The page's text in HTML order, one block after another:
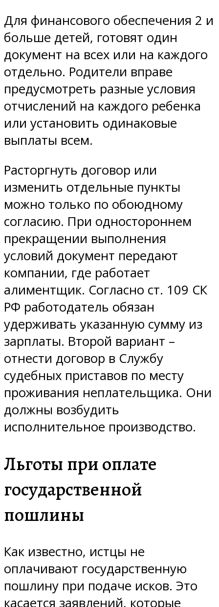
Для финансового обеспечения 2 и
больше детей, готовят один
документ на всех или на каждого
отдельно. Родители вправе
предусмотреть разные условия
отчислений на каждого ребенка
или установить одинаковые
выплаты всем.
Расторгнуть договор или
изменить отдельные пункты
можно только по обоюдному
согласию. При одностороннем
прекращении выполнения
условий документ передают
компании, где работает
алиментщик. Согласно ст. 109 СК
РФ работодатель обязан
удерживать указанную сумму из
зарплаты. Второй вариант –
отнести договор в Службу
судебных приставов по месту
проживания неплательщика. Они
должны возбудить
исполнительное производство.
Льготы при оплате
государственной
пошлины
Как известно, истцы не
оплачивают государственную
пошлину при подаче исков. Это
касается заявлений, которые